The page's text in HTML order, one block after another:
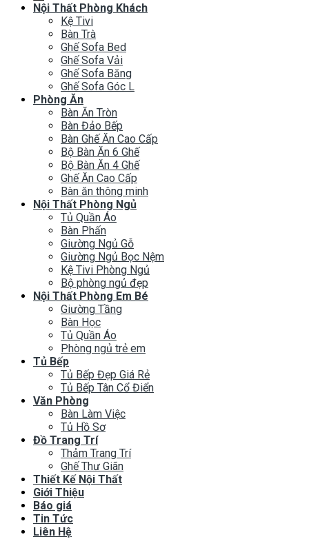
Nội Thất Phòng Khách
Kệ Tivi
Bàn Trà
Ghế Sofa Bed
Ghế Sofa Vải
Ghế Sofa Băng
Ghế Sofa Góc L
Phòng Ăn
Bàn Ăn Tròn
Bàn Đảo Bếp
Bàn Ghế Ăn Cao Cấp
Bộ Bàn Ăn 6 Ghế
Bộ Bàn Ăn 4 Ghế
Ghế Ăn Cao Cấp
Bàn ăn thông minh
Nội Thất Phòng Ngủ
Tủ Quần Áo
Bàn Phấn
Giường Ngủ Gỗ
Giường Ngủ Bọc Nệm
Kệ Tivi Phòng Ngủ
Bộ phòng ngủ đẹp
Nội Thất Phòng Em Bé
Giường Tầng
Bàn Học
Tủ Quần Áo
Phòng ngủ trẻ em
Tủ Bếp
Tủ Bếp Đẹp Giá Rẻ
Tủ Bếp Tân Cổ Điển
Văn Phòng
Bàn Làm Việc
Tủ Hồ Sơ
Đồ Trang Trí
Thảm Trang Trí
Ghế Thư Giãn
Thiết Kế Nội Thất
Giới Thiệu
Báo giá
Tin Tức
Liên Hệ